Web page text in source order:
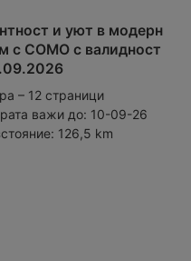
и уют в модерн
с COMO с валидност
– 12 страници
важи до: 10-09-26
126,5 km